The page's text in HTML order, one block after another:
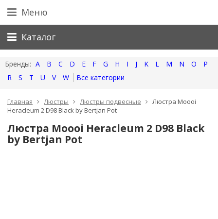
Меню
Каталог
A B C D E F G H I J K L M N O
P
R
S T U V W Все категории
Главная Люстры Люстры подвесные
Люстра Moooi
Heracleum 2 D98 Black by Bertjan Pot
Люстра Moooi Heracleum 2 D98 Black
by Bertjan Pot